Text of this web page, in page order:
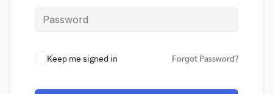
Keep me signed in Forgot Password?